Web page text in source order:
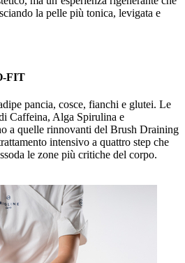
la pelle più tonica, levigata e
FIT
pancia, cosce, fianchi e glutei. Le
Caffeina, Alga Spirulina e
a quelle rinnovanti del Brush Draining
intensivo a quattro step che
le zone più critiche del corpo.